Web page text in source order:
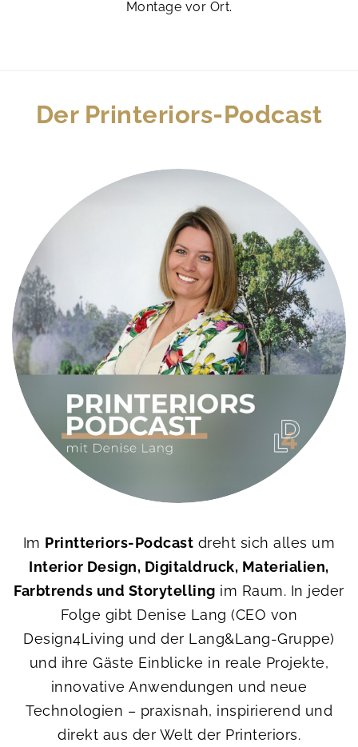
Montage vor Ort.
Der Printeriors-Podcast
Im Printteriors-Podcast dreht sich alles um
Interior Design, Digitaldruck, Materialien,
Farbtrends und Storytelling im Raum. In jeder
Folge gibt Denise Lang (CEO von
Design4Living und der Lang&Lang-Gruppe)
und ihre Gäste Einblicke in reale Projekte,
innovative Anwendungen und neue
Technologien – praxisnah, inspirierend und
direkt aus der Welt der Printeriors.